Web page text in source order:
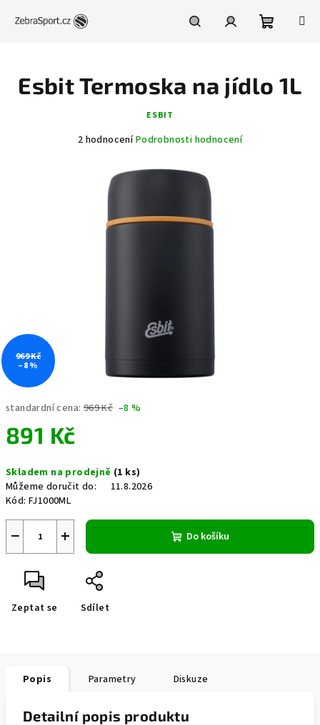
košík
standardní cena: 969 Kč –8 %
891 Kč
cena:
Skladem na prodejně (1 ks)
Můžeme doručit do:
11.8.2026
Kód: FJ1000ML
+
− Do košíku
Zeptat se Sdílet
Esbit Termoska na jídlo 1L
ESBIT
Průměrné
2 hodnoceníPodrobnosti hodnocení
969 Kč
–8 %
Popis Parametry Diskuze
Detailní popis produktu